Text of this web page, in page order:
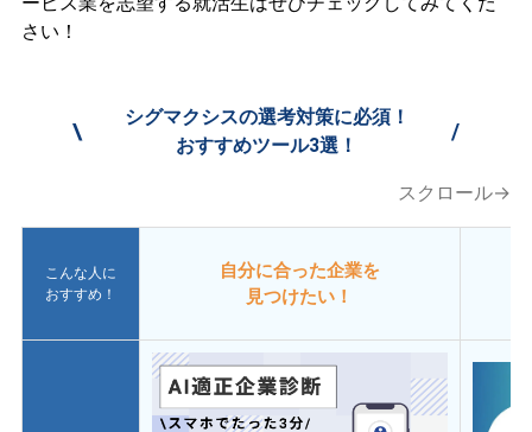
さい！
\
シグマクシスの選考対策に必須！
おすすめツール3選！
/
スクロール→
こんな人に
おすすめ！
自分に合った企業を
見つけたい！